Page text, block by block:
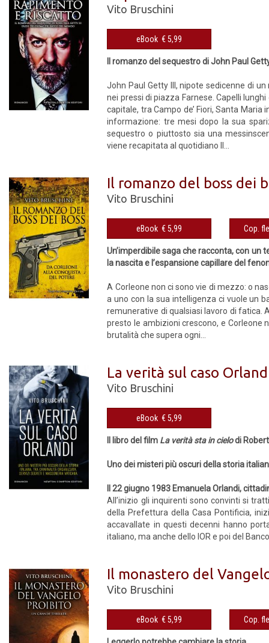
Vito Bruschini
eBook € 5,99
Il romanzo del sequestro di John Paul
John Paul Getty III, nipote sedicenne di
nei pressi di piazza Farnese. Capelli
capitale, tra Campo de’ Fiori, Santa
informazione: tre mesi dopo la sua
sequestro o piuttosto sia una
viene recapitata al quotidiano Il...
Il romanzo del boss dei
Vito Bruschini
eBook € 5,99
Un’imperdibile saga che racconta, con un
la nascita e l’espansione capillare del
A Corleone non ci sono vie di mezzo: o
a uno con la sua intelligenza ci vuole un
remunerative di qualsiasi lavoro di fatica.
presto le ambizioni crescono, e Corleone
brutalità che supera ogni...
La verità sul caso
Vito Bruschini
eBook € 5,99
Il libro del film La verità sta in cielodi
Uno dei misteri più oscuri della storia
Il 22 giugno 1983 Emanuela Orlandi,
All’inizio gli inquirenti sono convinti si
della Prefettura della Casa Pontificia,
accavallate in questi decenni hanno
italiano, ma anche dello IOR e poi del
Il monastero del
Vito Bruschini
eBook € 5,99